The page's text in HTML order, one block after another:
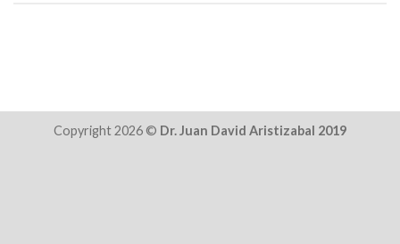
Copyright 2026 © Dr. Juan David Aristizabal 2019